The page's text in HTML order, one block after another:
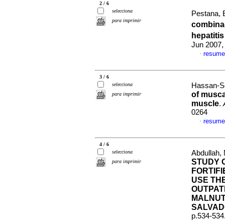
2 / 6
selecciona
para imprimir
Pestana,
Jun
·
3 / 6
selecciona
para imprimir
Hassan-
of
muscle.
0264
·
4 / 6
selecciona
para imprimir
Abdullah,
STUDY
USE
p.534-